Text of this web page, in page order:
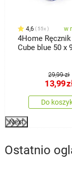
4,6 55x w
4Home
Cube blue 50 x
29,99 zł
13,99
Do
Next
Ostatnio